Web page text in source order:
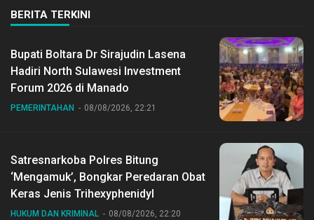
BERITA TERKINI
Bupati Boltara Dr Sirajudin Lasena
Hadiri North Sulawesi Investment
Forum 2026 di Manado
PEMERINTAHAN 08/08/2026, 22:21
Satresnarkoba Polres Bitung
‘Mengamuk’, Bongkar Peredaran Obat
Keras Jenis Trihexyphenidyl
HUKUM DAN KRIMINAL 08/08/2026, 22:20